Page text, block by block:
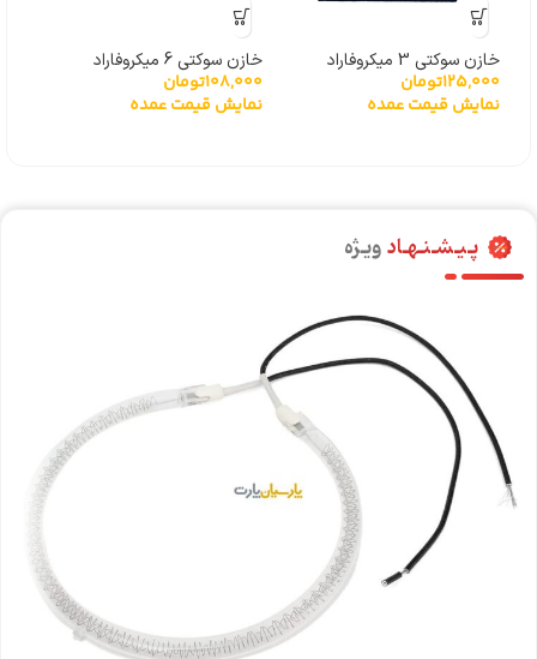
خازن سوکتی 3 میکروفاراد
125,000تومان
نمایش قیمت عمده
خازن سوکتی 6 میکروفاراد
108,000تومان
نمایش قیمت عمده
پـیـشـنـهـادویـژه